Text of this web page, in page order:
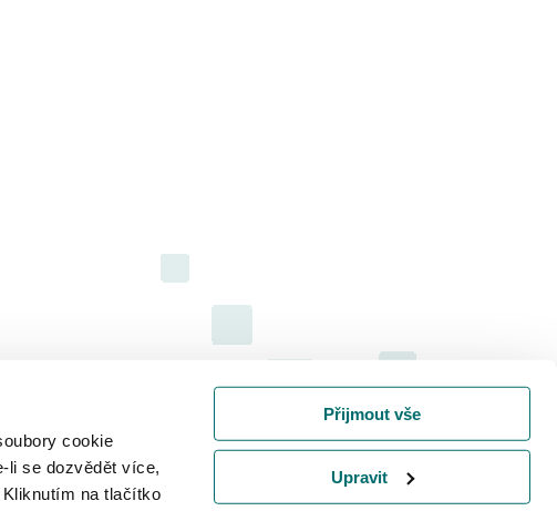
cookie
li se dozvědět více,
na tlačítko
Přijmout vše
Upravit